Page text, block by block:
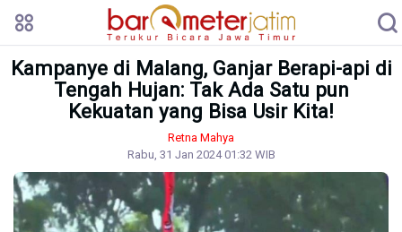
Kampanye di Malang, Ganjar Berapi-api di
Tengah Hujan: Tak Ada Satu pun
Kekuatan yang Bisa Usir Kita!
Retna Mahya
Rabu, 31 Jan 2024 01:32 WIB